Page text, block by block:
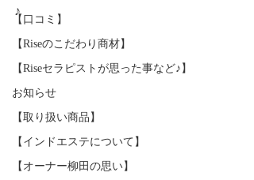
【口コミ】
【Riseのこだわり商材】
【Riseセラピストが思った事など♪】
お知らせ
【取り扱い商品】
【インドエステについて】
【オーナー柳田の思い】
♪